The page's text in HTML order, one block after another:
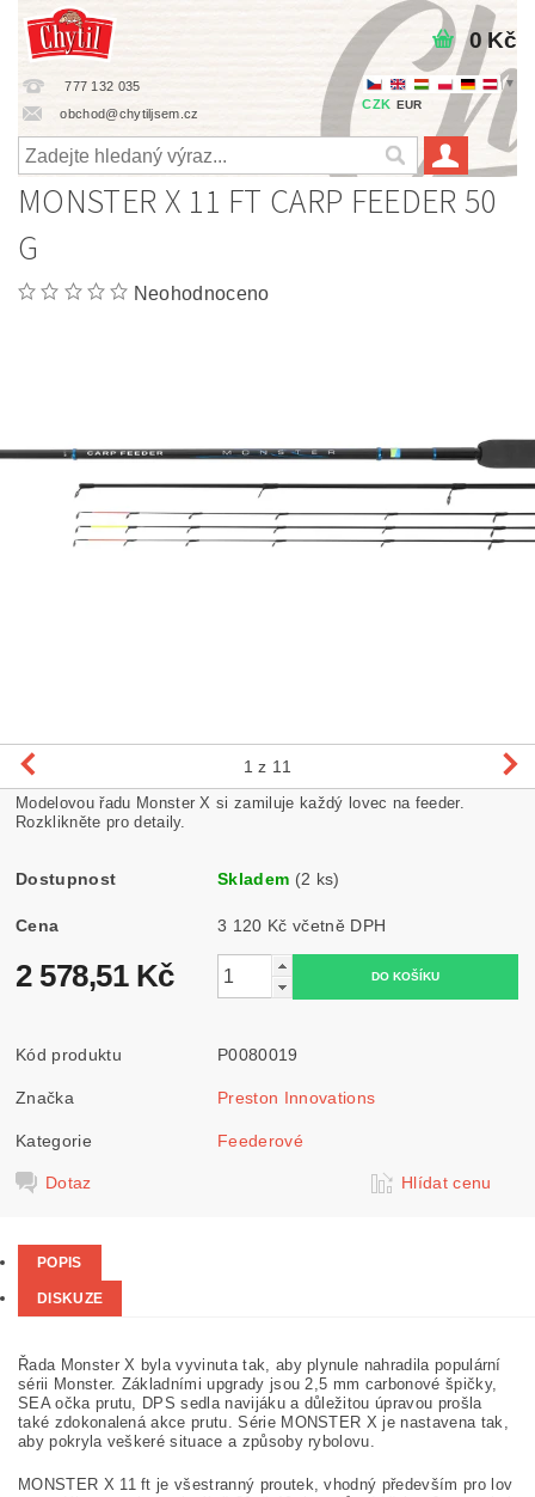
777 132 035
obchod@chytiljsem.cz
▼
CZK EUR
0 Kč
MONSTER X 11 FT CARP FEEDER 50
G
Neohodnoceno
1 z 11
Modelovou řadu Monster X si zamiluje každý lovec na feeder.
Rozklikněte pro detaily.
Dostupnost Skladem (2 ks)
Cena 3 120 Kč včetně DPH
2 578,51 Kč
Kód produktu P0080019
Značka Preston Innovations
Kategorie Feederové
Dotaz Hlídat cenu
POPIS
DISKUZE
Řada Monster X byla vyvinuta tak, aby plynule nahradila populární
sérii Monster. Základními upgrady jsou 2,5 mm carbonové špičky,
SEA očka prutu, DPS sedla navijáku a důležitou úpravou prošla
také zdokonalená akce prutu. Série MONSTER X je nastavena tak,
aby pokryla veškeré situace a způsoby rybolovu.
MONSTER X 11 ft je všestranný proutek, vhodný především pro lov